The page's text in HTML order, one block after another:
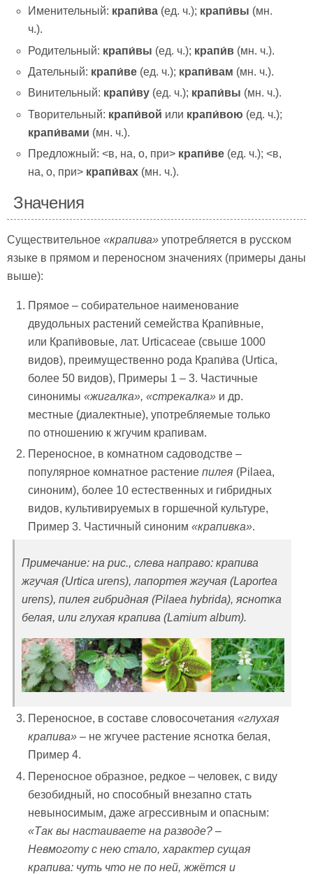
Именительный: крапи́ва (ед. ч.); крапи́вы (мн.
ч.).
Родительный: крапи́вы (ед. ч.); крапи́в (мн. ч.).
Дательный: крапи́ве (ед. ч.); крапи́вам (мн. ч.).
Винительный: крапи́ву (ед. ч.); крапи́вы (мн. ч.).
Творительный: крапи́вой или крапи́вою (ед. ч.);
крапи́вами (мн. ч.).
Предложный: <в, на, о, при> крапи́ве (ед. ч.); <в,
на, о, при> крапи́вах (мн. ч.).
Значения
Существительное «крапива» употребляется в русском
языке в прямом и переносном значениях (примеры даны
выше):
Прямое – собирательное наименование
двудольных растений семейства Крапи́вные,
или Крапи́вовые, лат. Urticaceae (свыше 1000
видов), преимущественно рода Крапи́ва (Urtica,
более 50 видов), Примеры 1 – 3. Частичные
синонимы«жигалка», «стрекалка» и др.
местные (диалектные), употребляемые только
по отношению к жгучим крапивам.
Переносное, в комнатном садоводстве –
популярное комнатное растениепилея (Pilaea,
синоним), более 10 естественных и гибридных
видов, культивируемых в горшечной культуре,
Пример 3. Частичный синоним«крапивка».
Примечание: на рис., слева направо: крапива
жгучая (Urtica urens), лапортея жгучая (Laportea
urens), пилея гибридная (Pilaea hybrida), яснотка
белая, или глухая крапива (Lamium album).
Переносное, в составе словосочетания«глухая
крапива» – не жгучее растение яснотка белая,
Пример 4.
Переносное образное, редкое – человек, с виду
безобидный, но способный внезапно стать
невыносимым, даже агрессивным и опасным:
«Так вы настаиваете на разводе? –
Невмоготу с нею стало, характер сущая
крапива: чуть что не по ней, жжётся и